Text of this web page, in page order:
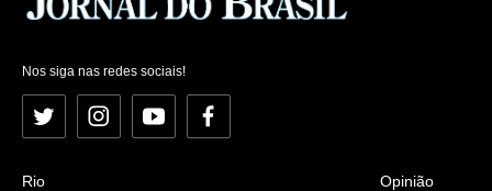
Nos siga nas redes sociais!
Twitter InstagramYouTubeFacebook
Rio
Opinião